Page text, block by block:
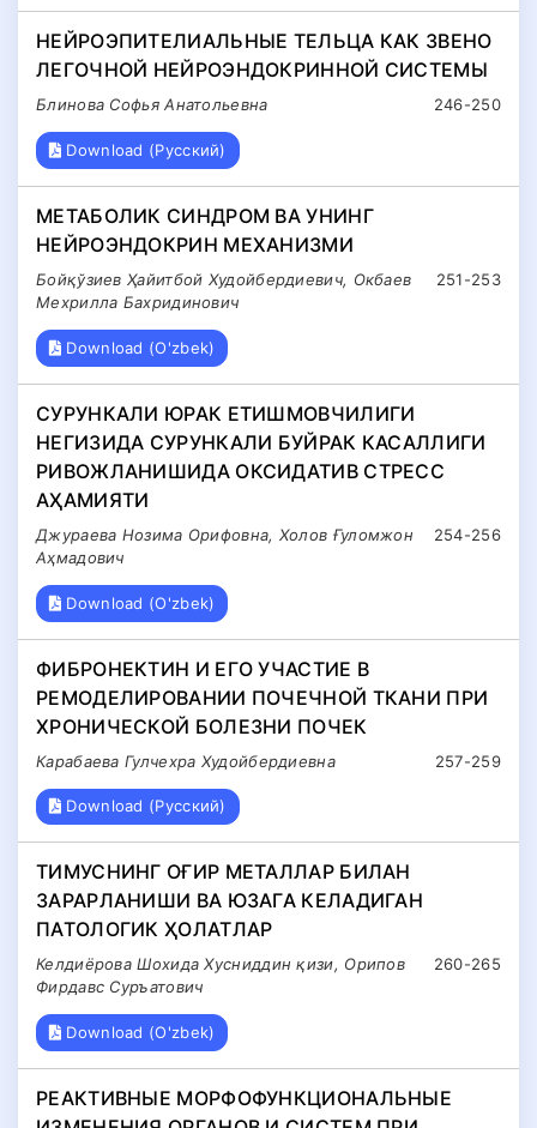
НЕЙРОЭПИТЕЛИАЛЬНЫЕ ТЕЛЬЦА КАК ЗВЕНО
ЛЕГОЧНОЙ НЕЙРОЭНДОКРИННОЙ СИСТЕМЫ
246-250
Блинова Софья Анатольевна
Download (Русский)
МЕТАБОЛИК СИНДРОМ ВА УНИНГ
НЕЙРОЭНДОКРИН МЕХАНИЗМИ
251-253
Бойқўзиев Ҳайитбой Худойбердиевич, Окбаев
Мехрилла Бахридинович
Download (O'zbek)
СУРУНКАЛИ ЮРАК ЕТИШМОВЧИЛИГИ
НЕГИЗИДА СУРУНКАЛИ БУЙРАК КАСАЛЛИГИ
РИВОЖЛАНИШИДА ОКСИДАТИВ СТРЕСС
АҲАМИЯТИ
254-256
Джураева Нозима Орифовна, Холов Ғуломжон
Аҳмадович
Download (O'zbek)
ФИБРОНЕКТИН И ЕГО УЧАСТИЕ В
РЕМОДЕЛИРОВАНИИ ПОЧЕЧНОЙ ТКАНИ ПРИ
ХРОНИЧЕСКОЙ БОЛЕЗНИ ПОЧЕК
257-259
Карабаева Гулчехра Худойбердиевна
Download (Русский)
ТИМУСНИНГ ОҒИР МЕТАЛЛАР БИЛАН
ЗАРАРЛАНИШИ ВА ЮЗАГА КЕЛАДИГАН
ПАТОЛОГИК ҲОЛАТЛАР
260-265
Келдиёрова Шохида Хусниддин қизи, Орипов
Фирдавс Суръатович
Download (O'zbek)
РЕАКТИВНЫЕ МОРФОФУНКЦИОНАЛЬНЫЕ